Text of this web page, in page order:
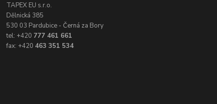
TAPEX EU s.r.o.
Dělnická 385
530 03 Pardubice - Černá za Bory
tel: +420 777 461 661
fax: +420 463 351 534